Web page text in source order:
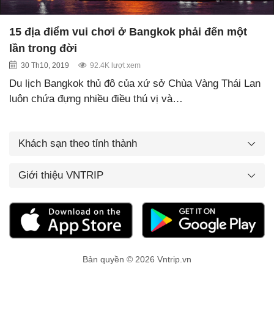
15 địa điểm vui chơi ở Bangkok phải đến một
lần trong đời
30 Th10, 2019 92.4K lượt xem
Du lịch Bangkok thủ đô của xứ sở Chùa Vàng Thái Lan
luôn chứa đựng nhiều điều thú vị và…
Khách sạn theo tỉnh thành
Giới thiệu VNTRIP
Bản quyền © 2026 Vntrip.vn